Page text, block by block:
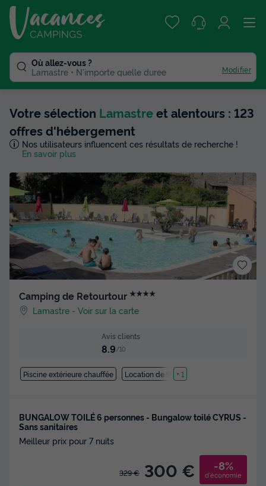
Où allez-vous ?
Lamastre
N'importe quelle duree Modifier
Votre sélection Lamastreet alentours : 123
offres d'hébergement
Nos utilisateurs influencent ces résultats de recherche !
En savoir plus
Camping de Retourtour ★★★★
Lamastre -Voir sur la carte
Avis clients
8.9/10
Piscine extérieure chauffée Location de vélos
+ 1
BUNGALOW TOILÉ 6 personnes - Bungalow toilé CYRUS -
Sans sanitaires
Meilleur prix pour 7 nuits
329 € 300 € -8%
d'économie